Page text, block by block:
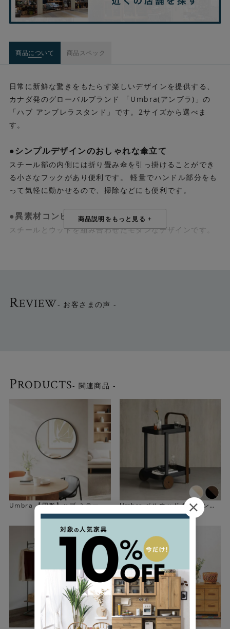
商品について 商品スペック
日常に新鮮な驚きをもたらす楽しいデザインを提供する、
カナダ発のグローバルブランド 「Umbra(アンブラ)」の
「ハブ アンブレラスタンド」です。2サイズから選べま
す。
●シンプルデザインのおしゃれな傘立て
スチール部の内側には折り畳み傘を引っ掛けることができ
る小さなフックがあり便利です。 軽量でハンドル部分をも
って気軽に動かせるので、掃除などにも便利です。
●異素材コンビのモダンデザイン
スチールとウッドを組み合わせたモダンなデザインです。
Check！
REVIEW- お客さまの声 -
PRODUCTS- 関連商品 -
Umbra 【円形】ハブ ミラー
Umbra ベルウッド サービング
カート